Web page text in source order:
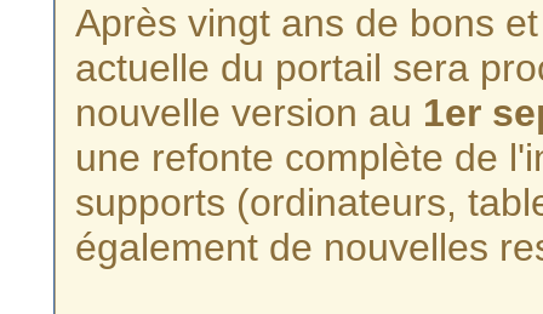
Après vingt ans de bons
actuelle du portail sera
nouvelle version au 1er
une refonte complète de
supports (ordinateurs,
également de nouvelles